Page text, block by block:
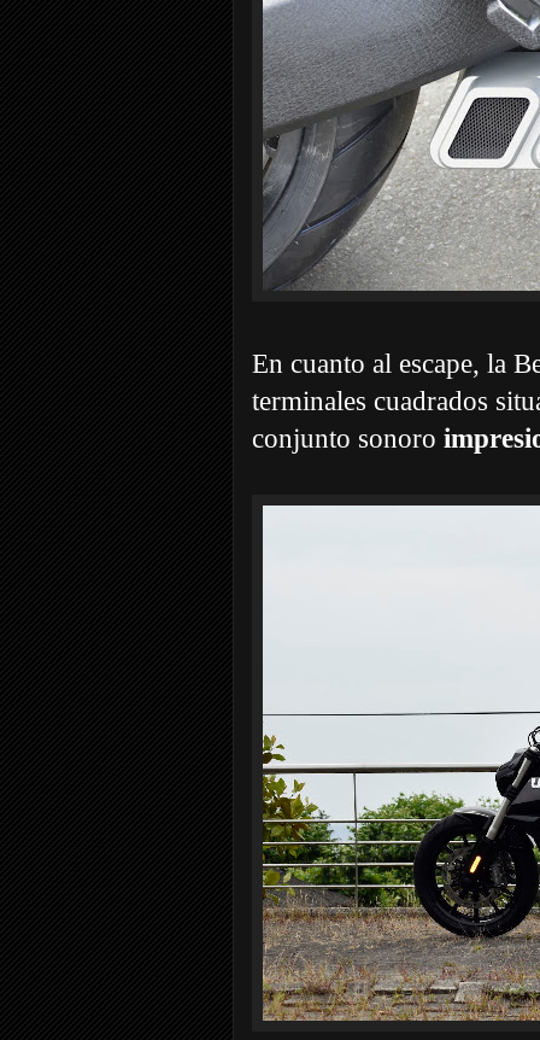
En cuanto al escape, la
terminales cuadrados
conjunto sonoro